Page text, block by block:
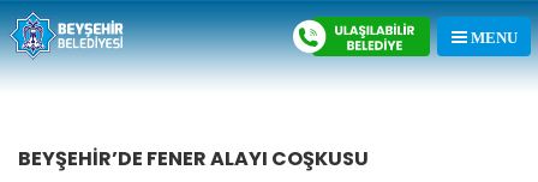
BEYŞEHİR’DE FENER ALAYI COŞKUSU